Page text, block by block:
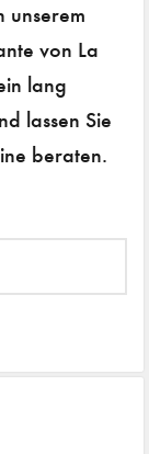
unserem
von La
lang
lassen Sie
beraten.